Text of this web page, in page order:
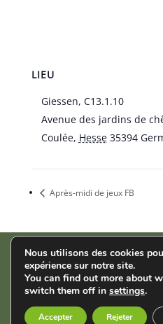
LIEU
Giessen, C13.1.10
Avenue des jardins de
Coulée, Hesse 35394
Après-midi de jeux FB
AStA der THM | Wiesenstr. 14 |
Nous utilisons des cookies
expérience sur notre site.
You can find out more about
switch them off in settings.
Accepter Rejeter
English